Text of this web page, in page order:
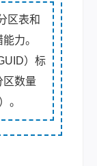
区表和
力。
）标
区数量
。